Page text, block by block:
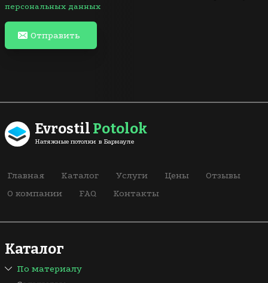
персональных данных
Отправить
Evrostil Potolok
Натяжные потолки в Барнауле
Главная Каталог Услуги Цены
Отзывы
О компании
FAQ Контакты
Каталог
По материалу